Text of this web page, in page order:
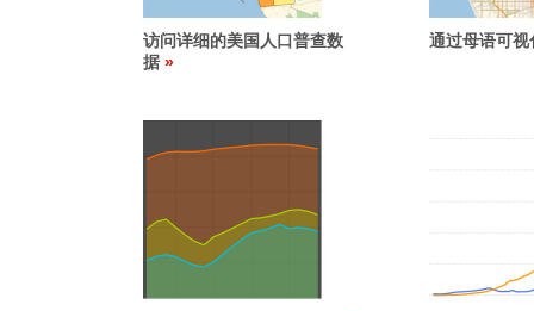
访问详细的美国人口普查数
据
通过母语可视